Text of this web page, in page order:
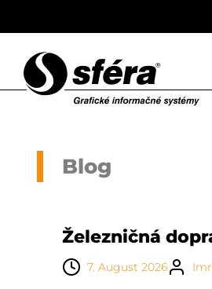
Blog
Železničná
7. August 2026